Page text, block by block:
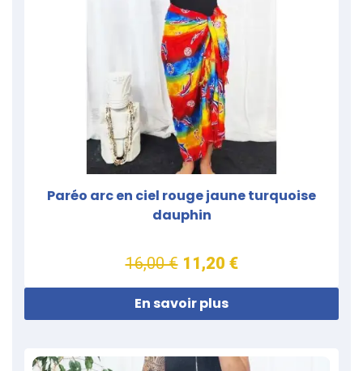
Paréo arc en ciel rouge jaune turquoise
dauphin
16,00 € 11,20 €
En savoir plus